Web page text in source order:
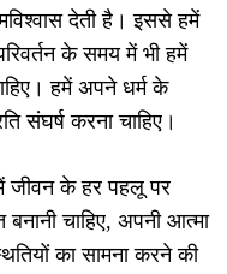
देती है। इससे हमें
के समय में भी हमें
हमें अपने धर्म के
संघर्ष करना चाहिए।
जीवन के हर पहलू पर
चाहिए, अपनी आत्मा
का सामना करने की